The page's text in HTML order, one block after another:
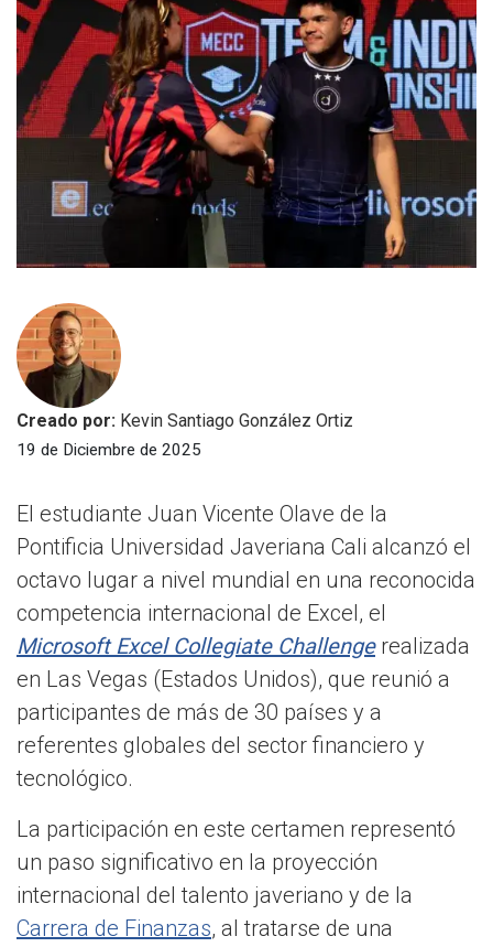
Creado por: Kevin Santiago González Ortiz
19 de Diciembre de 2025
El estudiante Juan Vicente Olave de la
Pontificia Universidad Javeriana Cali alcanzó el
octavo lugar a nivel mundial en una reconocida
competencia internacional de Excel, el
Microsoft Excel Collegiate Challenge realizada
en Las Vegas (Estados Unidos), que reunió a
participantes de más de 30 países y a
referentes globales del sector financiero y
tecnológico.
La participación en este certamen representó
un paso significativo en la proyección
internacional del talento javeriano y de la
Carrera de Finanzas, al tratarse de una